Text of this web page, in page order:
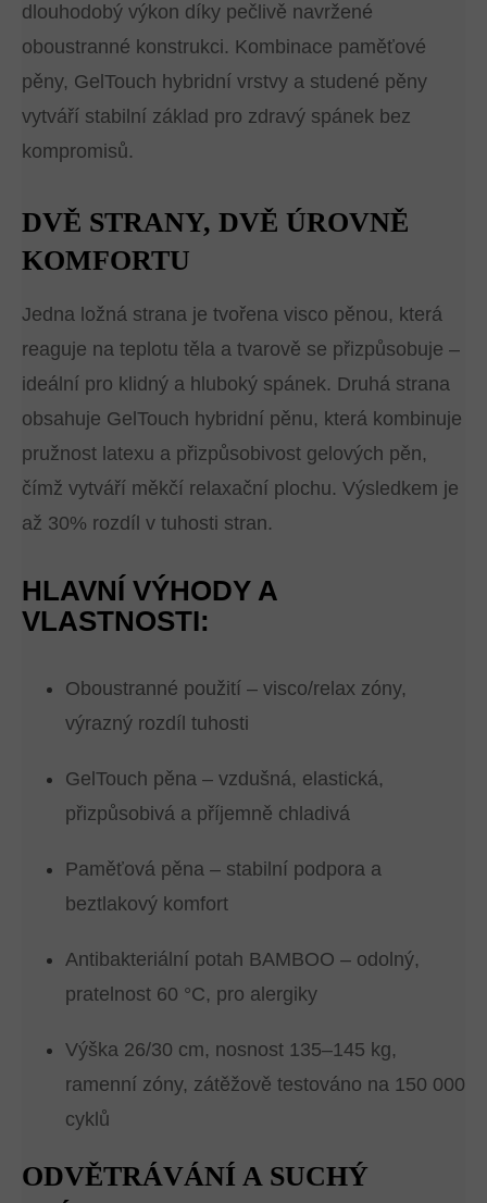
dlouhodobý výkon díky pečlivě navržené
oboustranné konstrukci. Kombinace paměťové
pěny, GelTouch hybridní vrstvy a studené pěny
vytváří stabilní základ pro zdravý spánek bez
kompromisů.
DVĚ STRANY, DVĚ ÚROVNĚ
KOMFORTU
Jedna ložná strana je tvořena visco pěnou, která
reaguje na teplotu těla a tvarově se přizpůsobuje –
ideální pro klidný a hluboký spánek. Druhá strana
obsahuje GelTouch hybridní pěnu, která kombinuje
pružnost latexu a přizpůsobivost gelových pěn,
čímž vytváří měkčí relaxační plochu. Výsledkem je
až 30% rozdíl v tuhosti stran.
HLAVNÍ VÝHODY A
VLASTNOSTI:
Oboustranné použití – visco/relax zóny,
výrazný rozdíl tuhosti
GelTouch pěna – vzdušná, elastická,
přizpůsobivá a příjemně chladivá
Paměťová pěna – stabilní podpora a
beztlakový komfort
Antibakteriální potah BAMBOO – odolný,
pratelnost 60 °C, pro alergiky
Výška 26/30 cm, nosnost 135–145 kg,
ramenní zóny, zátěžově testováno na 150 000
cyklů
ODVĚTRÁVÁNÍ A SUCHÝ